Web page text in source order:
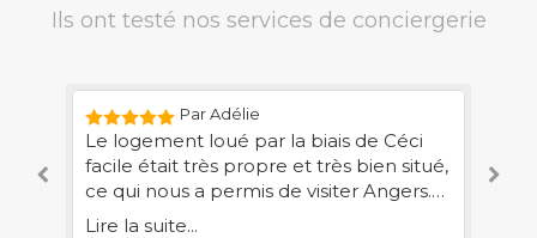
Ils ont testé nos services de conciergerie
Par Adélie
Le logement loué par la biais de Céci
facile était très propre et très bien situé,
ce qui nous a permis de visiter Angers.
Cécilia a su nous proposer des lieux et
Lire la suite...